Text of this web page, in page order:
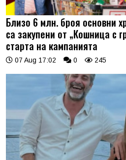
Близо 6 млн. броя основни
са закупени от „Кошница с
старта на кампанията
07 Aug 17:02 0 245